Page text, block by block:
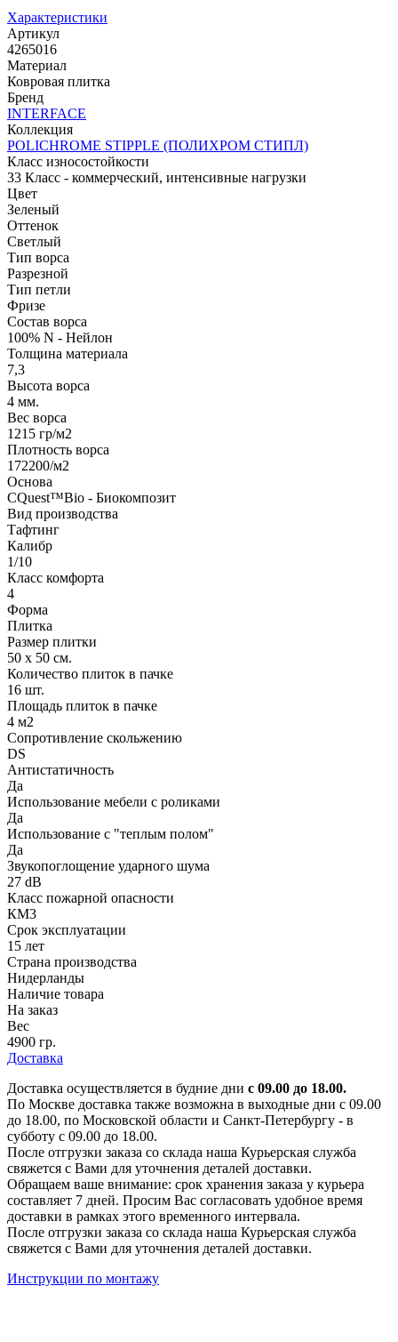
Характеристики
Артикул
4265016
Материал
Ковровая плитка
Бренд
INTERFACE
Коллекция
POLICHROME STIPPLE (ПОЛИХРОМ СТИПЛ)
Класс износостойкости
33 Класс - коммерческий, интенсивные нагрузки
Цвет
Зеленый
Оттенок
Светлый
Тип ворса
Разрезной
Тип петли
Фризе
Состав ворса
100% N - Нейлон
Толщина материала
7,3
Высота ворса
4 мм.
Вес ворса
1215 гр/м2
Плотность ворса
172200/м2
Основа
CQuest™Bio - Биокомпозит
Вид производства
Тафтинг
Калибр
1/10
Класс комфорта
4
Форма
Плитка
Размер плитки
50 х 50 см.
Количество плиток в пачке
16 шт.
Площадь плиток в пачке
4 м2
Сопротивление скольжению
DS
Антистатичность
Да
Использование мебели с роликами
Да
Использование с "теплым полом"
Да
Звукопоглощение ударного шума
27 dB
Класс пожарной опасности
КМ3
Срок эксплуатации
15 лет
Страна производства
Нидерланды
Наличие товара
На заказ
Вес
4900 гр.
Доставка
Доставка осуществляется в будние дни с 09.00 до 18.00.
По Москве доставка также возможна в выходные дни с 09.00
до 18.00, по Московской области и Санкт-Петербургу - в
субботу с 09.00 до 18.00.
После отгрузки заказа со склада наша Курьерская служба
свяжется с Вами для уточнения деталей доставки.
Обращаем ваше внимание: срок хранения заказа у курьера
составляет 7 дней. Просим Вас согласовать удобное время
доставки в рамках этого временного интервала.
После отгрузки заказа со склада наша Курьерская служба
свяжется с Вами для уточнения деталей доставки.
Инструкции по монтажу